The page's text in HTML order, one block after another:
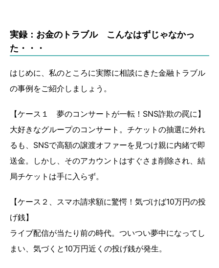
実録：お金のトラブル こんなはずじゃなかっ
た・・・
はじめに、私のところに実際に相談にきた金融トラブル
の事例をご紹介しましょう。
【ケース１ 夢のコンサートが一転！SNS詐欺の罠に】
大好きなグループのコンサート。チケットの抽選に外れ
るも、SNSで高額の譲渡オファーを見つけ親に内緒で即
送金。しかし、そのアカウントはすぐさま削除され、結
局チケットは手に入らず。
【ケース２、スマホ請求額に驚愕！気づけば10万円の投
げ銭】
ライブ配信が当たり前の時代。ついつい夢中になってし
まい、気づくと10万円近くの投げ銭が発生。